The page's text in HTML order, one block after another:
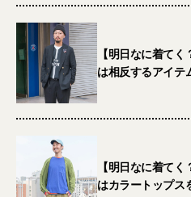
【明日なに着て
は相反するアイテ
【明日なに着て
はカラートップス